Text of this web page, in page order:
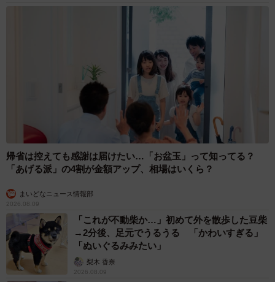
供
そこから始まった老夫婦との約1週間の共同生活について、
Harukaさんは次のように話します。
「おじいさんは物知りで器用な方で、庭には手作りの作業
小屋がありました。料理も上手で、いっぱい食べる私に
『食べられるだけ食べていいからね！』といつも声をかけ
帰省は控えても感謝は届けたい…「お盆玉」って知ってる？
「あげる派」の4割が金額アップ、相場はいくら？
まいどなニュース情報部
2026.08.09
「これが不動柴か…」初めて外を散歩した豆柴
→2分後、足元でうるうる 「かわいすぎる」
「ぬいぐるみみたい」
梨木 香奈
2026.08.09